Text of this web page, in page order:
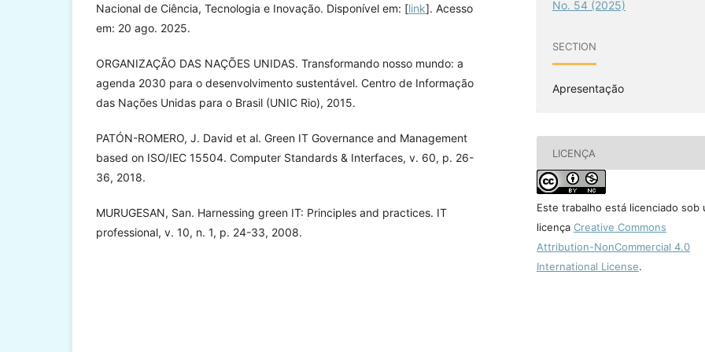
Nacional de Ciência, Tecnologia e Inovação. Disponível em: [link]. Acesso
em: 20 ago. 2025.
ORGANIZAÇÃO DAS NAÇÕES UNIDAS. Transformando nosso mundo: a
agenda 2030 para o desenvolvimento sustentável. Centro de Informação
das Nações Unidas para o Brasil (UNIC Rio), 2015.
PATÓN-ROMERO, J. David et al. Green IT Governance and Management
based on ISO/IEC 15504. Computer Standards & Interfaces, v. 60, p. 26-
36, 2018.
MURUGESAN, San. Harnessing green IT: Principles and practices. IT
professional, v. 10, n. 1, p. 24-33, 2008.
No. 54 (2025)
SECTION
Apresentação
LICENÇA
Este trabalho está licenciado sob
licença Creative Commons
Attribution-NonCommercial 4.0
International License.